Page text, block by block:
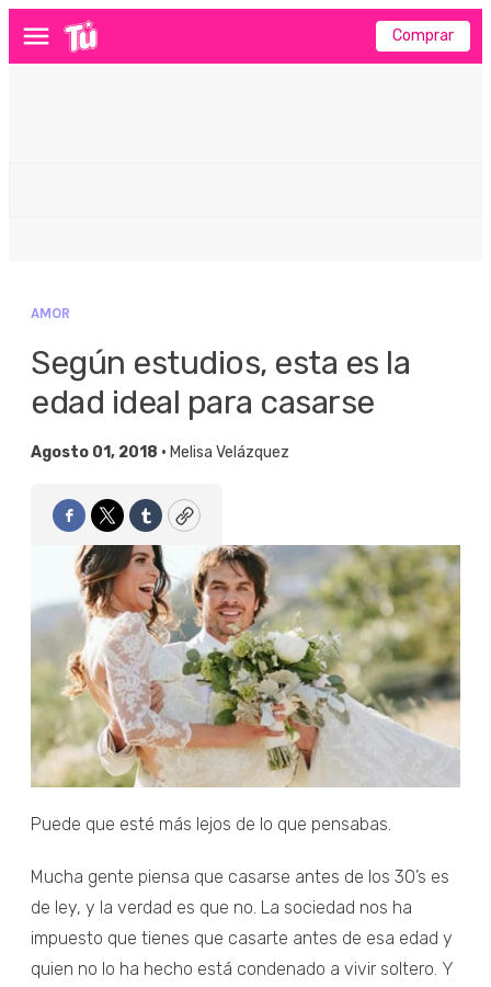
Menú Comprar
AMOR
Según estudios, esta es la
edad ideal para casarse
Agosto 01, 2018 • Melisa Velázquez
Facebook
TwitterTumblrCopy
Puede que esté más lejos de lo que pensabas.
Mucha gente piensa que casarse antes de los 30’s es
de ley, y la verdad es que no. La sociedad nos ha
impuesto que tienes que casarte antes de esa edad y
quien no lo ha hecho está condenado a vivir soltero. Y